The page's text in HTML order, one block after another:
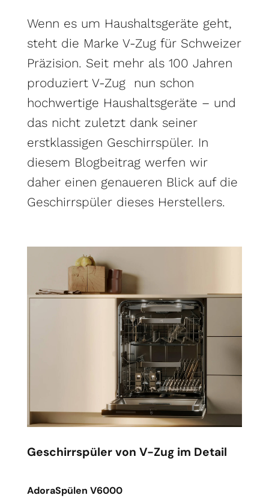
Wenn es um Haushaltsgeräte geht,
steht die Marke V-Zug für Schweizer
Präzision. Seit mehr als 100 Jahren
produziert V-Zug nun schon
hochwertige Haushaltsgeräte – und
das nicht zuletzt dank seiner
erstklassigen Geschirrspüler. In
diesem Blogbeitrag werfen wir
daher einen genaueren Blick auf die
Geschirrspüler dieses Herstellers.
Geschirrspüler von V-Zug im Detail
AdoraSpülen V6000